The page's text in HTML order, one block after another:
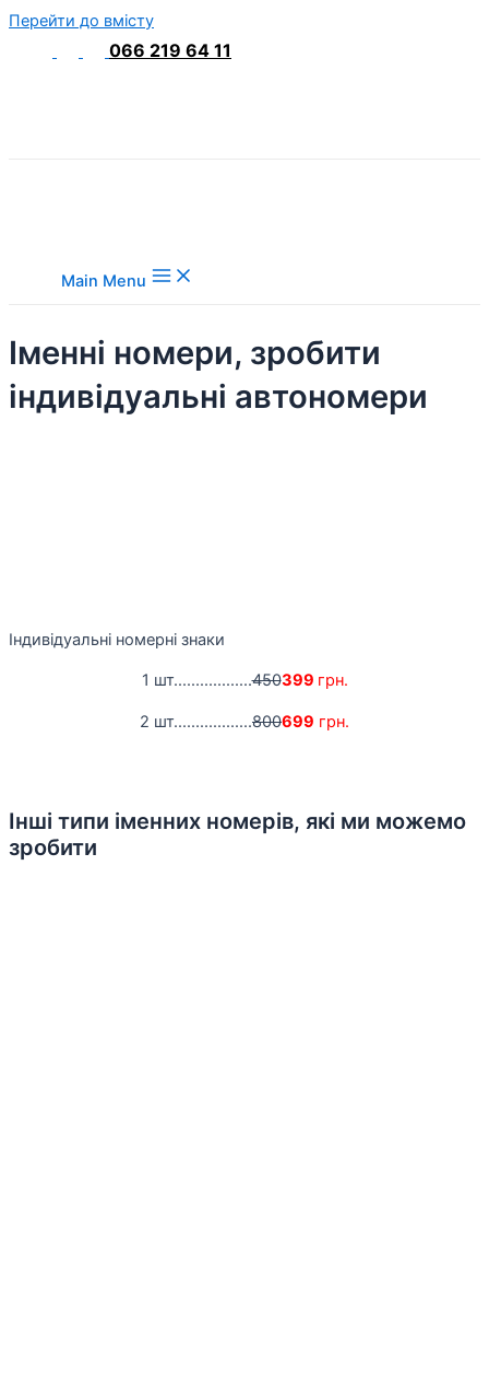
Перейти до вмісту
066 219 64 11
Main Menu
Іменні номери, зробити
індивідуальні автономери
Індивідуальні номерні знаки
1 шт..................450399 грн.
2 шт..................800699 грн.
Інші типи іменних номерів, які ми можемо
зробити